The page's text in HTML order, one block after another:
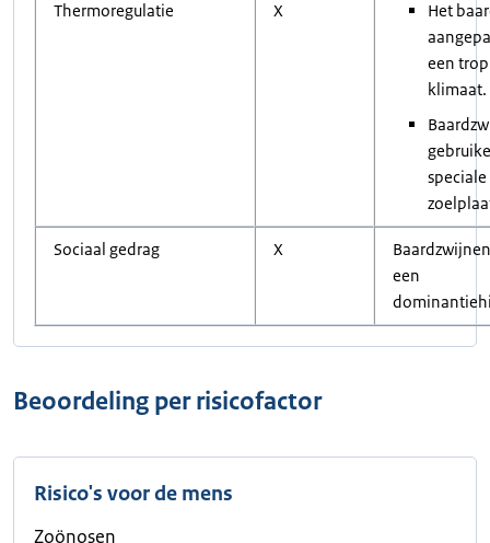
Thermoregulatie X
Het
een
klimaat.
speciale
Sociaal gedrag X
een
Beoordeling per risicofactor
Risico's voor de mens
Zoönosen